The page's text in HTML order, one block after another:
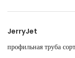
JerryJet
профильная труба